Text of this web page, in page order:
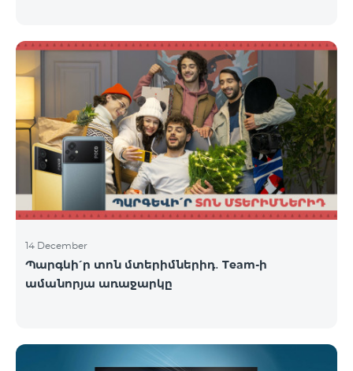
14 December
Պարգևի՛ր տոն մտերիմներիդ․ Team-ի
ամանորյա առաջարկը